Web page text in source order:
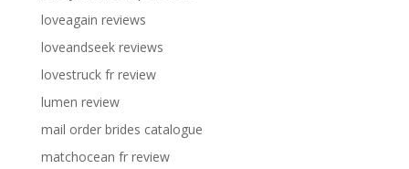
loveagain reviews
loveandseek reviews
lovestruck fr review
lumen review
mail order brides catalogue
matchocean fr review